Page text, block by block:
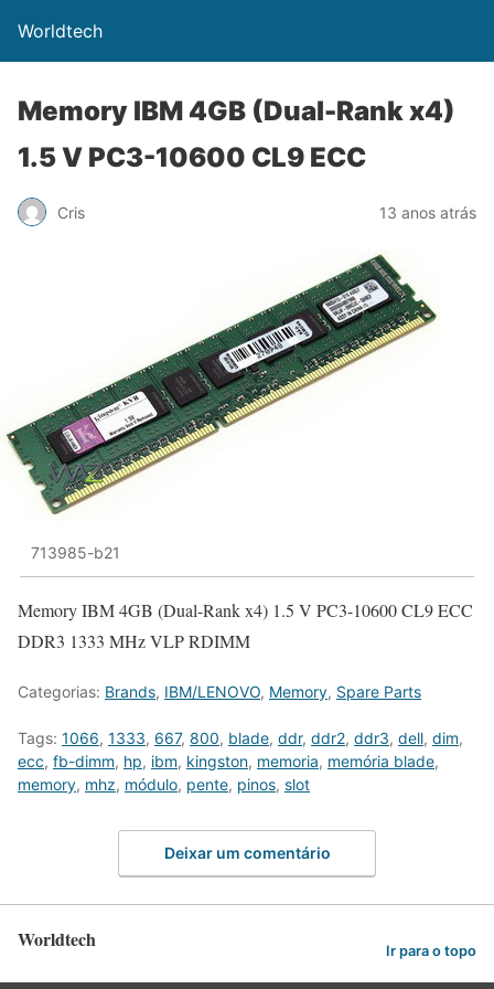
Worldtech
Memory IBM 4GB (Dual-Rank x4)
1.5 V PC3-10600 CL9 ECC
Cris 13 anos atrás
713985-b21
Memory IBM 4GB (Dual-Rank x4) 1.5 V PC3-10600 CL9 ECC
DDR3 1333 MHz VLP RDIMM
Categorias: Brands, IBM/LENOVO, Memory, Spare Parts
Tags: 1066, 1333, 667, 800, blade, ddr, ddr2, ddr3, dell, dim,
ecc, fb-dimm, hp, ibm, kingston, memoria, memória blade,
memory, mhz, módulo, pente, pinos, slot
Deixar um comentário
Worldtech Ir para o topo